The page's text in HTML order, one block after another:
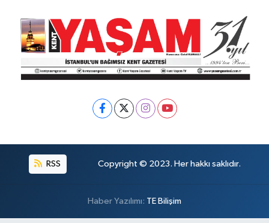
RSS Copyright © 2023. Her hakkı saklıdır.
Haber Yazılımı: TE Bilişim